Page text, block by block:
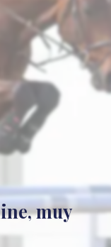
muy